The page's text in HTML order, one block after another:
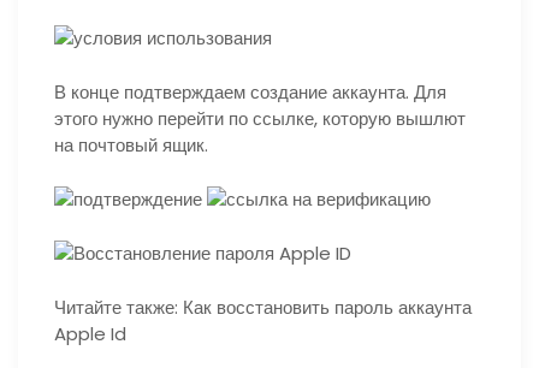
В конце подтверждаем создание аккаунта. Для
этого нужно перейти по ссылке, которую вышлют
на почтовый ящик.
Читайте также: Как восстановить пароль аккаунта
Apple Id